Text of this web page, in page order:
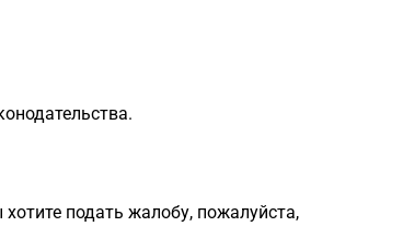
подать жалобу, пожалуйста,